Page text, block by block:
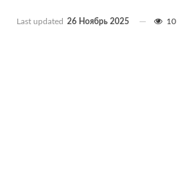
Last updated 26 Ноябрь 2025 10